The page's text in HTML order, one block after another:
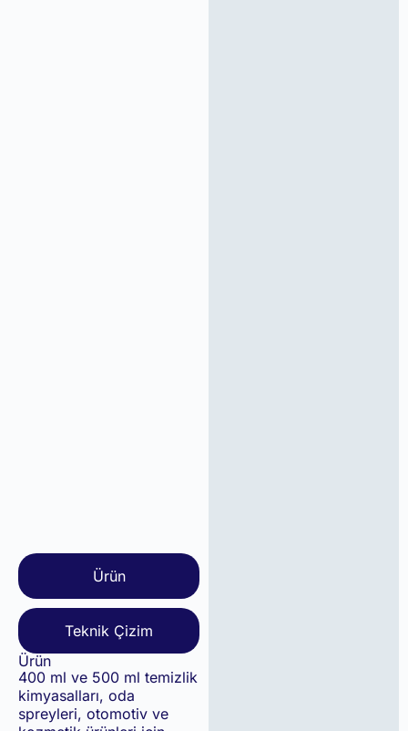
Ürün
Teknik Çizim
Ürün
400 ml ve 500 ml temizlik
kimyasalları, oda
spreyleri, otomotiv ve